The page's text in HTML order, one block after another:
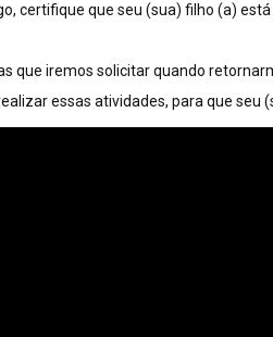
certifique que seu (sua) filho (a)
que iremos solicitar quando
essas atividades, para que seu